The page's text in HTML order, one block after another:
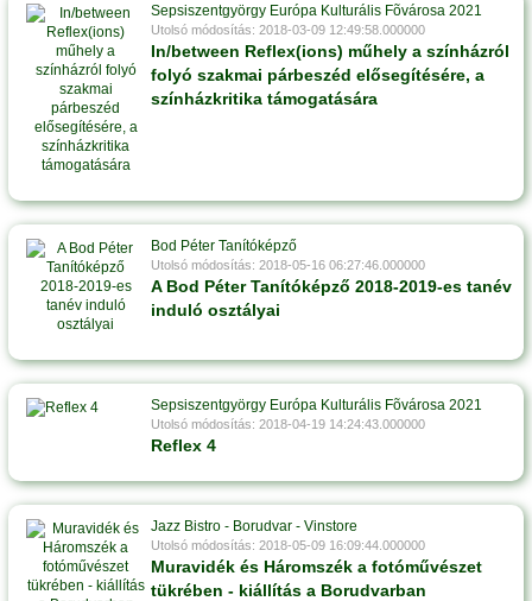
Sepsiszentgyörgy Európa Kulturális Fõvárosa 2021
Utolsó módosítás: 2018-03-09 12:49:58.000000
In/between Reflex(ions) műhely a színházról
folyó szakmai párbeszéd elősegítésére, a
színházkritika támogatására
Bod Péter Tanítóképző
Utolsó módosítás: 2018-05-16 06:27:46.000000
A Bod Péter Tanítóképző 2018-2019-es tanév
induló osztályai
Sepsiszentgyörgy Európa Kulturális Fõvárosa 2021
Utolsó módosítás: 2018-04-19 14:24:43.000000
Reflex 4
Jazz Bistro - Borudvar - Vinstore
Utolsó módosítás: 2018-05-09 16:09:44.000000
Muravidék és Háromszék a fotóművészet
tükrében - kiállítás a Borudvarban